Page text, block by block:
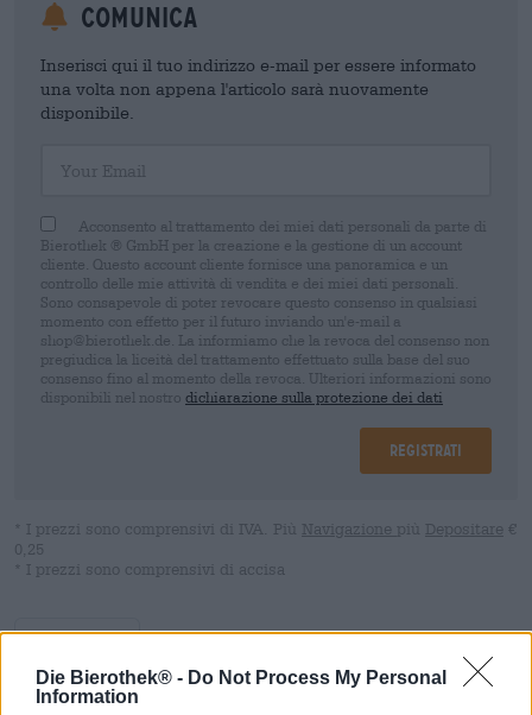
Die Bierothek® - Do Not Process My Personal
Information
Comunica
Inserisci qui il tuo indirizzo e-mail per essere informato
una volta non appena l'articolo sarà nuovamente
disponibile.
Acconsento al trattamento dei miei dati personali da parte di
Bierothek ® GmbH per la creazione e la gestione di un account
cliente. Questo account cliente fornisce una panoramica e un
controllo delle mie attività di vendita e dei miei dati personali.
Sono consapevole di poter revocare questo consenso in qualsiasi
momento con effetto per il futuro inviando un'e-mail a
shop@bierothek.de. La informiamo che la revoca del consenso non
pregiudica la liceità del trattamento effettuato sulla base del suo
consenso fino al momento della revoca. Ulteriori informazioni sono
disponibili nel nostro dichiarazione sulla protezione dei dati
Registrati
* I prezzi sono comprensivi di IVA. Più Navigazione più Depositare €
0,25
* I prezzi sono comprensivi di accisa
Descrizione Informazioni Recensioni(0)